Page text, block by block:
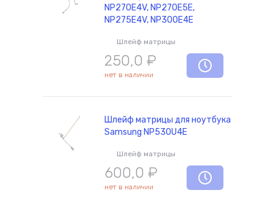
NP270E4V, NP270E5E,
NP275E4V, NP300E4E
Шлейф матрицы
250,0 ₽
нет в наличии
Шлейф матрицы для ноутбука
Samsung NP530U4E
Шлейф матрицы
600,0 ₽
нет в наличии